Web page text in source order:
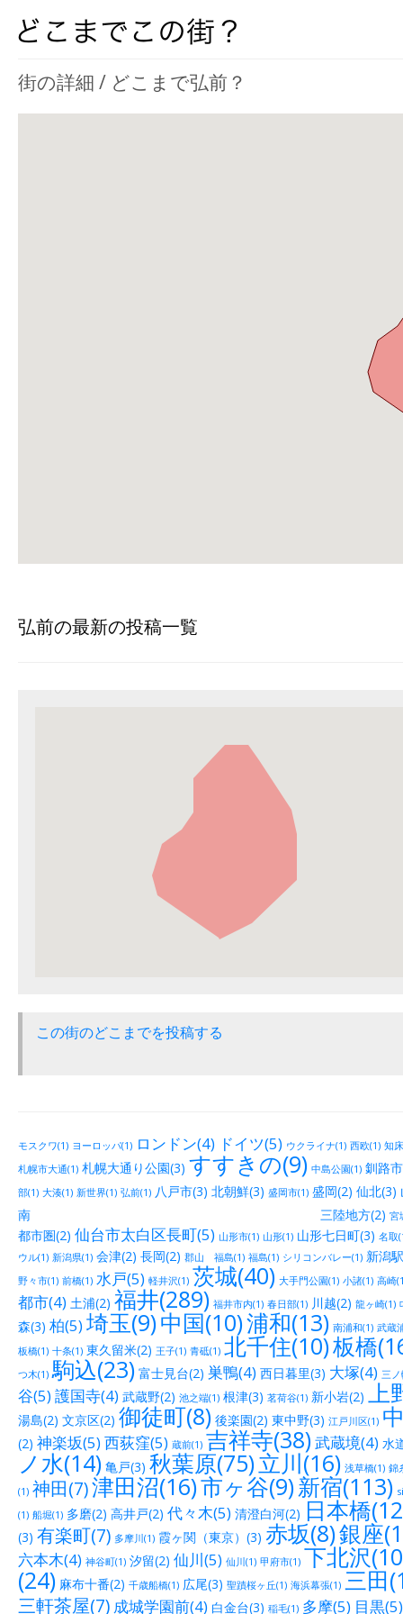
街の詳細 / どこまで弘前？
弘前の最新の投稿一覧
この街のどこまでを投稿する
モスクワ(1) ヨーロッパ(1) ロンドン(4) ドイツ(5) ウクライナ(1) 西欧(1) 知
札幌市大通(1) 札幌大通り公園(3) すすきの(9) 中島公園(1) 釧路
部(1) 大湊(1) 新世界(1) 弘前(1) 八戸市(3) 北朝鮮(3) 盛岡市(1) 盛岡(2) 仙北(3)
南 三陸地方(2) 宮
都市圏(2) 仙台市太白区長町(5) 山形市(1) 山形(1) 山形七日町(3) 名取
ウル(1) 新潟県(1) 会津(2) 長岡(2) 郡山 福島(1) 福島(1) シリコンバレー(1) 新潟
野々市(1) 前橋(1) 水戸(5) 軽井沢(1) 茨城(40) 大手門公園(1) 小諸(1) 高崎
都市(4) 土浦(2) 福井(289) 福井市内(1) 春日部(1) 川越(2) 龍ヶ崎(1)
森(3) 柏(5)埼玉(9)中国(10)浦和(13) 南浦和(1) 武蔵
板橋(1) 十条(1) 東久留米(2) 王子(1) 青砥(1) 北千住(10)板橋
つ木(1) 駒込(23) 富士見台(2) 巣鴨(4) 西日暮里(3) 大塚(4) 三ノ
谷(5)護国寺(4) 武蔵野(2) 池之端(1) 根津(3) 茗荷谷(1) 新小岩(2) 上
湯島(2) 文京区(2) 御徒町(8) 後楽園(2) 東中野(3) 江戸川区(1)
(2) 神楽坂(5)西荻窪(5) 蔵前(1) 吉祥寺(38)武蔵境(4) 水
ノ水(14) 亀戸(3) 秋葉原(75)立川(16) 浅草橋(1) 錦
(1) 神田(7)津田沼(16)市ヶ谷(9)新宿(113)
(1) 船堀(1) 多磨(2) 高井戸(2) 代々木(5) 清澄白河(2) 日本橋
(3) 有楽町(7) 多摩川(1) 霞ヶ関（東京）(3) 赤坂(8)銀座
六本木(4) 神谷町(1) 汐留(2) 仙川(5) 仙川(1) 甲府市(1) 下北沢
(24) 麻布十番(2) 千歳船橋(1) 広尾(3) 聖蹟桜ヶ丘(1) 海浜幕張(1) 三田
三軒茶屋(7) 成城学園前(4) 白金台(3) 稲毛(1) 多摩(5) 目黒(5)